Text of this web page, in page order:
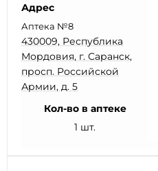
Адрес
Аптека №8
430009, Республика
Мордовия, г. Саранск,
просп. Российской
Армии, д. 5
Кол-во в аптеке
1 шт.